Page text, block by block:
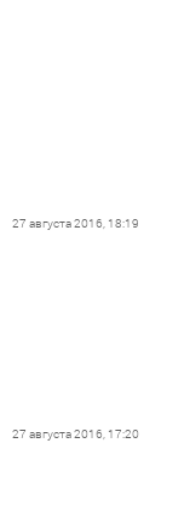
27 августа 2016, 18:19
27 августа 2016, 17:20